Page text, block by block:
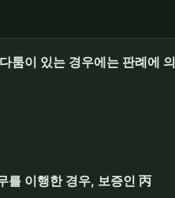
툼이 있는 경우에는 판례에 의
를 이행한 경우, 보증인 丙